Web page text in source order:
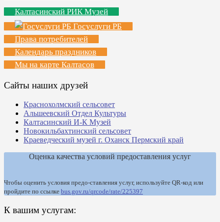
Калтасинский РИК Музей
Госуслуги РБ
Права потребителей
Календарь праздников
Мы на карте Калтасов
Сайты наших друзей
Краснохолмский сельсовет
Альшеевский Отдел Культуры
Калтасинский И-К Музей
Новокильбахтинский сельсовет
Краеведческий музей г. Оханск Пермский край
Оценка качества условий предоставления услуг
Чтобы оценить условия предо-ставления услуг, используйте QR-код или
пройдите по ссылке bus.gov.ru/qrcode/rate/225397
К вашим услугам: